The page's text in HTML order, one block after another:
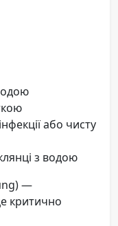
або чисту
з водою
—
критично